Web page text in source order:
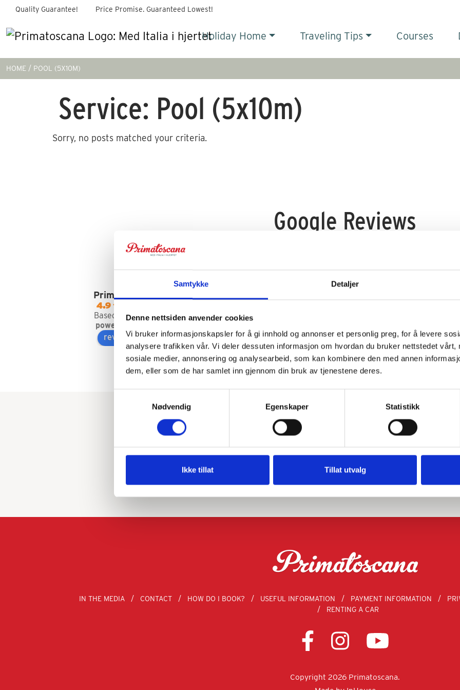
Samtykke Detaljer
Denne nettsiden anvender cookies
Vi bruker informasjonskapsler for å gi innhold og annonser et personlig preg, for å levere
analysere trafikken vår. Vi deler dessuten informasjon om hvordan du bruker nettstedet vårt,
sosiale medier, annonsering og analysearbeid, som kan kombinere den med annen
dem, eller som de har samlet inn gjennom din bruk av tjenestene deres.
Nødvendig
Egenskaper Statistikk
Ikke tillat Tillat utvalg
Quality Guarantee! Price Promise. Guaranteed Lowest!
Holiday Home Traveling Tips Courses
HOME POOL (5X10M)
Service: Pool (5x10m)
Sorry, no posts matched your criteria.
Google Reviews
Primatoscana AS
4.9
Based on 35 reviews
powered by
review us on
Gunvor J. Garvik
Both those who work in
PrimaToscana and those who
Varramista are super welcoming
and helpful. Fast response time
and on the offer side, both
when it came to procuring
transport and miscellaneous.
and cooking classes. Very
satisfied! Would love to come
Torunn Neerland
Hello. Me and my friends
be highly recommended!
IN THE MEDIA CONTACT HOW DO I BOOK? USEFUL INFORMATION PAYMENT INFORMATION
RENTING A CAR
Copyright 2026 Primatoscana.